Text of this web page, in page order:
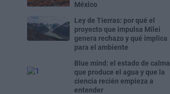
México
Ley de Tierras: por qué el
proyecto que impulsa Milei
genera rechazo y qué implica
para el ambiente
Blue mind: el estado de calma
que produce el agua y que la
ciencia recién empieza a
entender